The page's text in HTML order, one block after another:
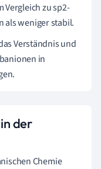
zu sp2-
als weniger stabil.
Verständnis und
in
der
Chemie